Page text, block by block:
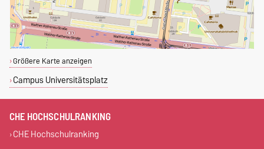
Größere Karte anzeigen
Campus Universitätsplatz
CHE HOCHSCHULRANKING
CHE Hochschulranking